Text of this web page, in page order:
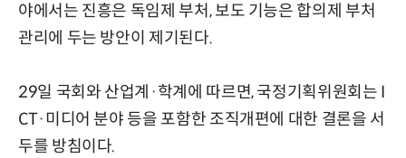
야에서는 진흥은 독임제 부처, 보도 기능은 합의제 부처
관리에 두는 방안이 제기된다.
29일 국회와 산업계·학계에 따르면, 국정기획위원회는 I
CT·미디어 분야 등을 포함한 조직개편에 대한 결론을 서
두를 방침이다.